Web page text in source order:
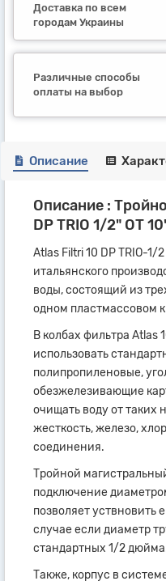
Доставка по всем
городам Украины
Различные способы
оплаты на выбор
Описание
Описание :
DP TRIO 1/2" OT
Atlas Filtri 10 DP TRIO-
итальянского
воды, состоящий из
одном пластмассовом
В колбах фильтра Atlas
использовать
полипропиленовые,
обезжелезивающие
очищать воду от таких
жесткость, железо,
соединения.
Тройной
подключение
позволяет уствновить
случае если диаметр
стандартных 1/2
Также, корпус в